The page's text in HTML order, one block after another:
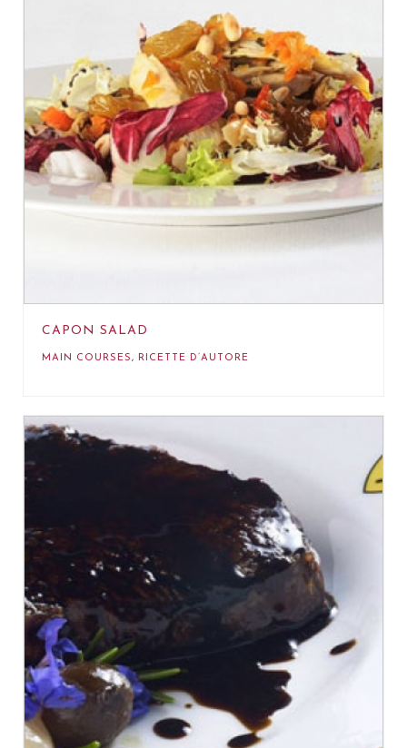
CAPON SALAD
MAIN COURSES, RICETTE D’AUTORE